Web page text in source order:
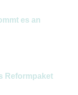
es an
Reformpaket